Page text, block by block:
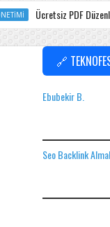
Ücretsiz PDF Düzenleyici
🔗
Ebubekir B.
Seo Backlink